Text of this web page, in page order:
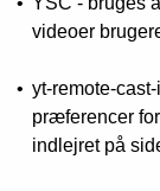
videoer
yt-remote-
præferencer
indlejret på